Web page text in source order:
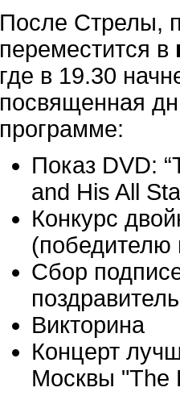
После Стрелы,
переместится в
где в 19.30
посвященная
программе:
Показ DVD:
and His All
Конкурс
(победителю
Сбор
Викторина
Концерт
Москвы "The